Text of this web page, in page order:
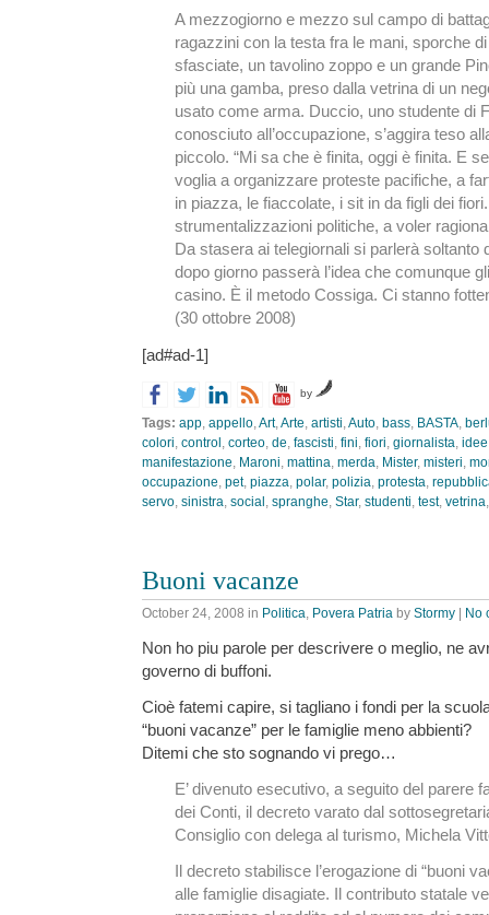
A mezzogiorno e mezzo sul campo di
ragazzini con la testa fra le mani, sporche
sfasciate, un tavolino zoppo e un grande
più una gamba, preso dalla vetrina di un
usato come arma. Duccio, uno studente di
conosciuto all’occupazione, s’aggira teso
piccolo. “Mi sa che è finita, oggi è finita. E
voglia a organizzare proteste pacifiche, a
in piazza, le fiaccolate, i sit in da figli dei
strumentalizzazioni politiche, a voler
Da stasera ai telegiornali si parlerà soltanto
dopo giorno passerà l’idea che comunque
casino. È il metodo Cossiga. Ci stanno
(30 ottobre 2008)
[ad#ad-1]
by
Tags: app appello Art, Arte artisti Auto bass BASTA
colori control corteo de fascisti fini fiori giornalista idee
manifestazione Maroni mattina merda Mister, misteri
occupazione pet, piazza polar, polizia protesta
servo sinistra social spranghe Star, studenti test, vetrina
Buoni vacanze
October 24, 2008 in Politica Povera Patria by Stormy | No
Non ho piu parole per descrivere o meglio, ne
governo di buffoni.
Cioè fatemi capire, si tagliano i fondi per la
“buoni vacanze” per le famiglie meno abbienti?
Ditemi che sto sognando vi prego…
E’ divenuto esecutivo, a seguito del parere
dei Conti, il decreto varato dal
Consiglio con delega al turismo, Michela
Il decreto stabilisce l’erogazione di “buoni
alle famiglie disagiate. Il contributo statale